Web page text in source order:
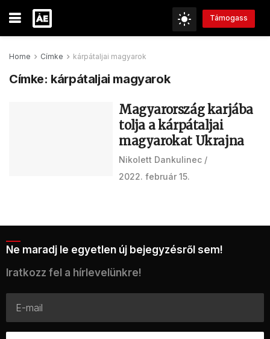
Támogass
Home Címke kárpátaljai magyarok
Címke: kárpátaljai magyarok
Magyarország karjába
tolja a kárpátaljai
magyarokat Ukrajna
Nikolett Dankulinec
2022. február 15.
Ne maradj le egyetlen új bejegyzésről sem!
Iratkozz fel a hírlevelünkre!